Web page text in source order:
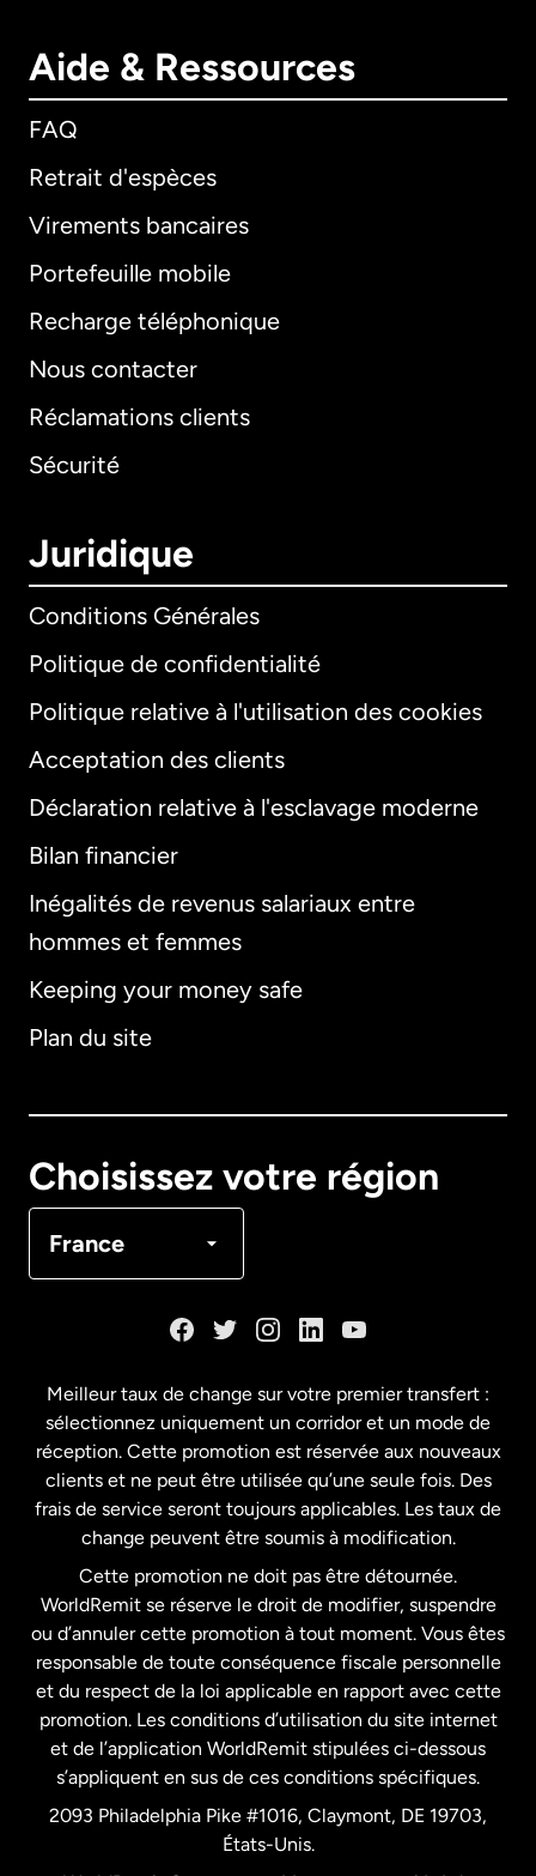
Aide & Ressources
FAQ
Retrait d'espèces
Virements bancaires
Portefeuille mobile
Recharge téléphonique
Nous contacter
Réclamations clients
Sécurité
Juridique
Conditions Générales
Politique de confidentialité
Politique relative à l'utilisation des cookies
Acceptation des clients
Déclaration relative à l'esclavage moderne
Bilan financier
Inégalités de revenus salariaux entre
hommes et femmes
Keeping your money safe
Plan du site
Choisissez votre région
France
International
Allemagne
Français
États-Unis English
États-Unis Español
France
Malaisie
Nouvelle-Zélande
Pays-Bas
Meilleur taux de change sur votre premier transfert :
sélectionnez uniquement un corridor et un mode de
réception. Cette promotion est réservée aux nouveaux
clients et ne peut être utilisée qu’une seule fois. Des
frais de service seront toujours applicables. Les taux de
change peuvent être soumis à modification.
Cette promotion ne doit pas être détournée.
WorldRemit se réserve le droit de modifier, suspendre
ou d’annuler cette promotion à tout moment. Vous êtes
responsable de toute conséquence fiscale personnelle
et du respect de la loi applicable en rapport avec cette
promotion. Les conditions d’utilisation du site internet
et de l’application WorldRemit stipulées ci-dessous
s’appliquent en sus de ces conditions spécifiques.
2093 Philadelphia Pike #1016, Claymont, DE 19703,
États-Unis.